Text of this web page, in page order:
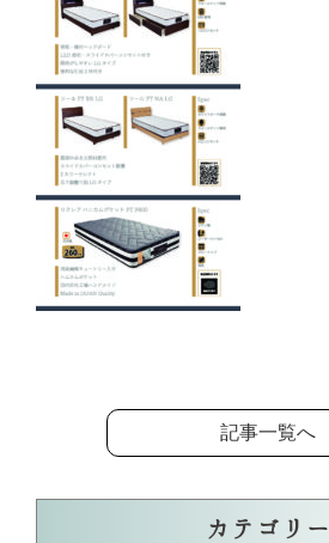
記事一覧へ
カテゴリー